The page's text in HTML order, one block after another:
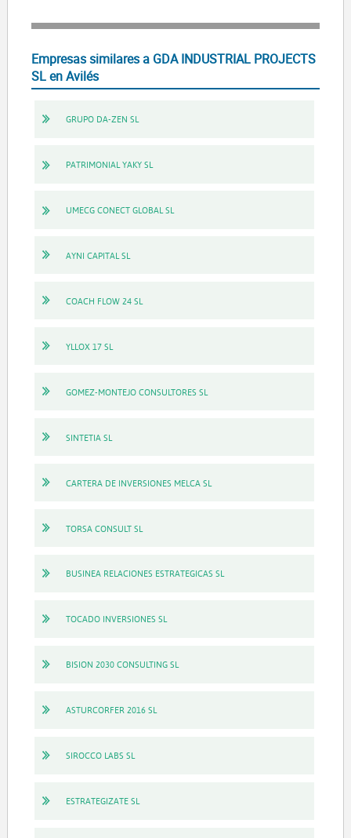
Empresas similares a GDA INDUSTRIAL PROJECTS
SL en Avilés
GRUPO DA-ZEN SL
PATRIMONIAL YAKY SL
UMECG CONECT GLOBAL SL
AYNI CAPITAL SL
COACH FLOW 24 SL
YLLOX 17 SL
GOMEZ-MONTEJO CONSULTORES SL
SINTETIA SL
CARTERA DE INVERSIONES MELCA SL
TORSA CONSULT SL
BUSINEA RELACIONES ESTRATEGICAS SL
TOCADO INVERSIONES SL
BISION 2030 CONSULTING SL
ASTURCORFER 2016 SL
SIROCCO LABS SL
ESTRATEGIZATE SL